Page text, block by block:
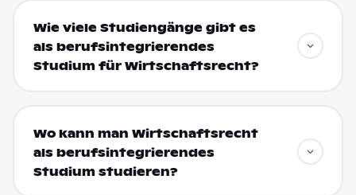
Wie viele Studiengänge gibt es
als berufsintegrierendes
Studium für Wirtschaftsrecht?
Wo kann man Wirtschaftsrecht
als berufsintegrierendes
Studium studieren?